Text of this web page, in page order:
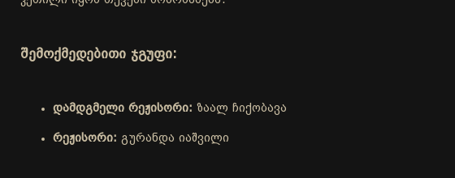
შემოქმედებითი ჯგუფი:
დამდგმელი რეჟისორი: ზაალ ჩიქობავა
რეჟისორი: გურანდა იაშვილი